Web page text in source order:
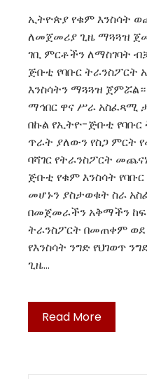
ኢትዮጵያ የቁም እንስሳት
ለመጀመሪያ ጊዜ ማጓጓዝ
ገቢ ምርቶችን ለማስገባት
ጅቡቲ የባቡር ትራንስፖርት
እንስሳትን ማጓጓዝ
ማኅበር ዋና ሥራ አስፈጻሚ
በኩል የኢትዮ-ጅቡቲ
ጥራት ያለውን የስጋ ምርት
ባሻገር የትራንስፖርት
ጅቡቲ የቁም እንስሳት
መሆኑን ያስታወቁት ስራ
በመጀመራችን አቅማችን ከፍ
ትራንስፖርት በመጠቀም
የእንስሳት ንግድ የህገወጥ
ጊዜ…
Read More